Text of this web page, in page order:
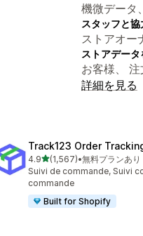
機微データ
スタッフと
ストアオー
ストアデー
お客様、
詳細を見る
Track123 Order
4.95つ星中
(1,567)
合計レビュー数：1567件
•無料プランあり
Suivi de commande, Suivi
commande
Built for Shopify